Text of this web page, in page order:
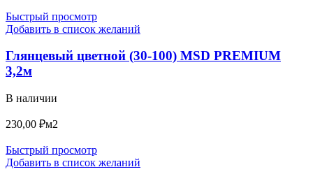
Быстрый просмотр
Добавить в список желаний
Глянцевый цветной (30-100) MSD PREMIUM
3,2м
В наличии
230,00 ₽м2
Быстрый просмотр
Добавить в список желаний